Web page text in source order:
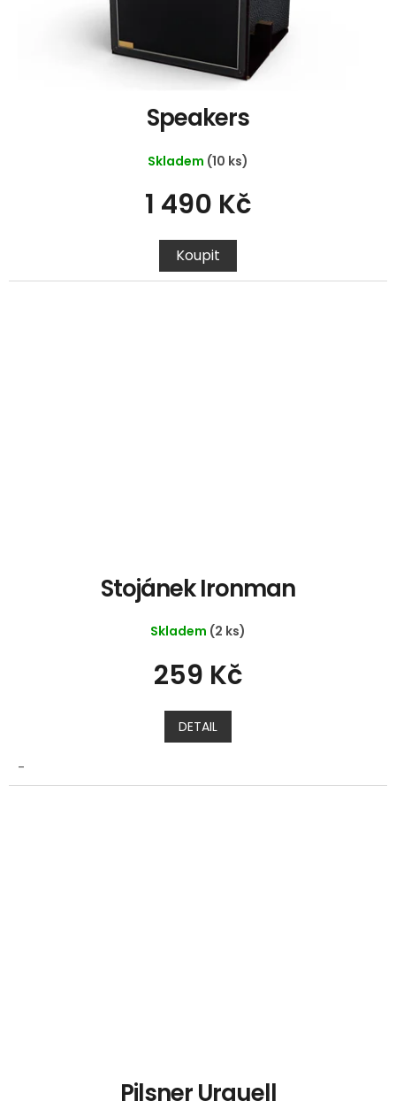
Speakers
Skladem (10 ks)
1 490 Kč
Koupit
Stojánek Ironman
Skladem (2 ks)
259 Kč
DETAIL
-
Pilsner Urquell